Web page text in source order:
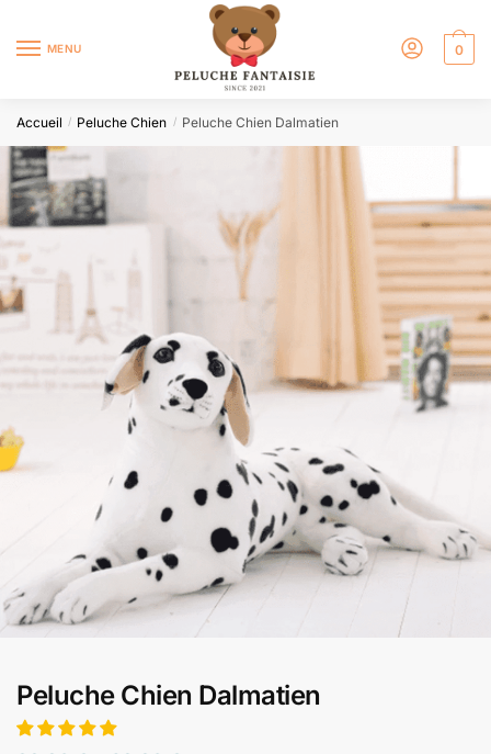
MENU 0
Accueil / Peluche Chien / Peluche Chien Dalmatien
Peluche Chien Dalmatien